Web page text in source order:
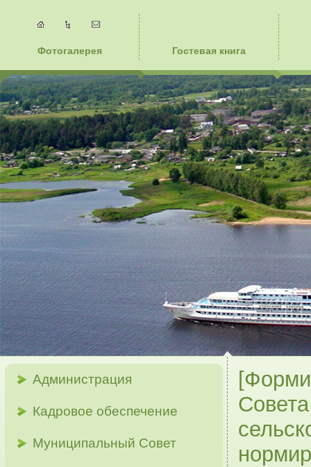
Фотогалерея Гостевая книга
Администрация
Кадровое обеспечение
Муниципальный Совет